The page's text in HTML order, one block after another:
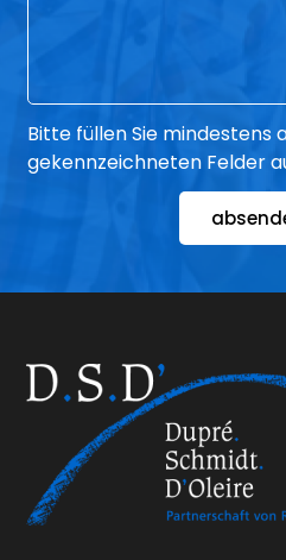
Bitte füllen Sie mindestens
gekennzeichneten Felder